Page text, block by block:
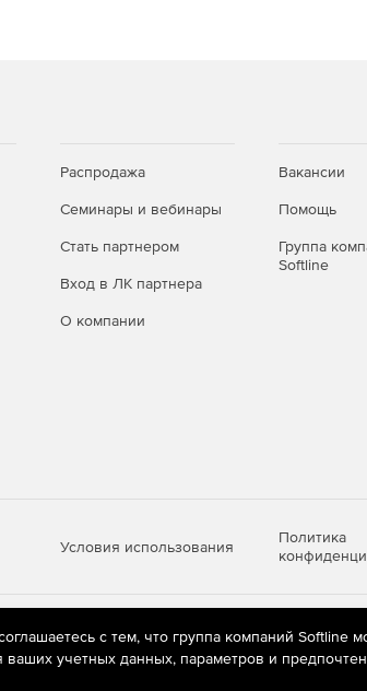
Распродажа
Семинары и вебинары
Стать партнером
Вход в ЛК партнера
О компании
Вакансии
Помощь
Группа
Softline
Условия использования
Политика
технологии(информационные технологии
сети «Интернет», находящихся на
с тем, что группа компаний Softline
учетных данных, параметров и